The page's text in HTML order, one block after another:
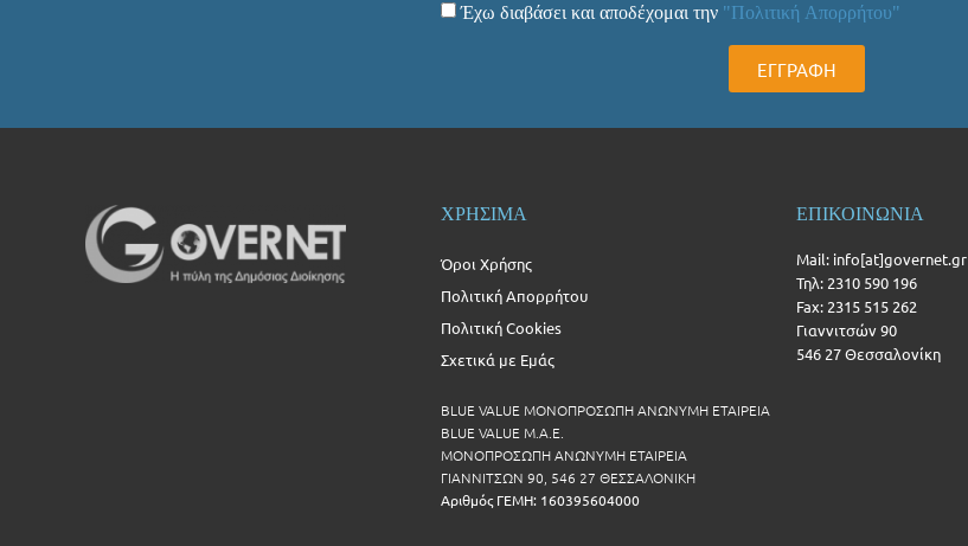
Έχω διαβάσει και αποδέχομαι την "Πολιτική Απορρήτου"
ΕΓΓΡΑΦΗ
ΧΡΗΣΙΜΑ
Όροι Χρήσης
Πολιτική Απορρήτου
Πολιτική Cookies
Σχετικά με Εμάς
BLUE VALUE ΜΟΝΟΠΡΟΣΩΠΗ ΑΝΩΝΥΜΗ ΕΤΑΙΡΕΙΑ
BLUE VALUE Μ.Α.Ε.
ΜΟΝΟΠΡΟΣΩΠΗ ΑΝΩΝΥΜΗ ΕΤΑΙΡΕΙΑ
ΓΙΑΝΝΙΤΣΩΝ 90, 546 27 ΘΕΣΣΑΛΟΝΙΚΗ
Αριθμός ΓΕΜΗ: 160395604000
ΕΠΙΚΟΙΝΩΝΙΑ
Mail: info[at]governet.gr
Τηλ: 2310 590 196
Fax: 2315 515 262
Γιαννιτσών 90
546 27 Θεσσαλονίκη